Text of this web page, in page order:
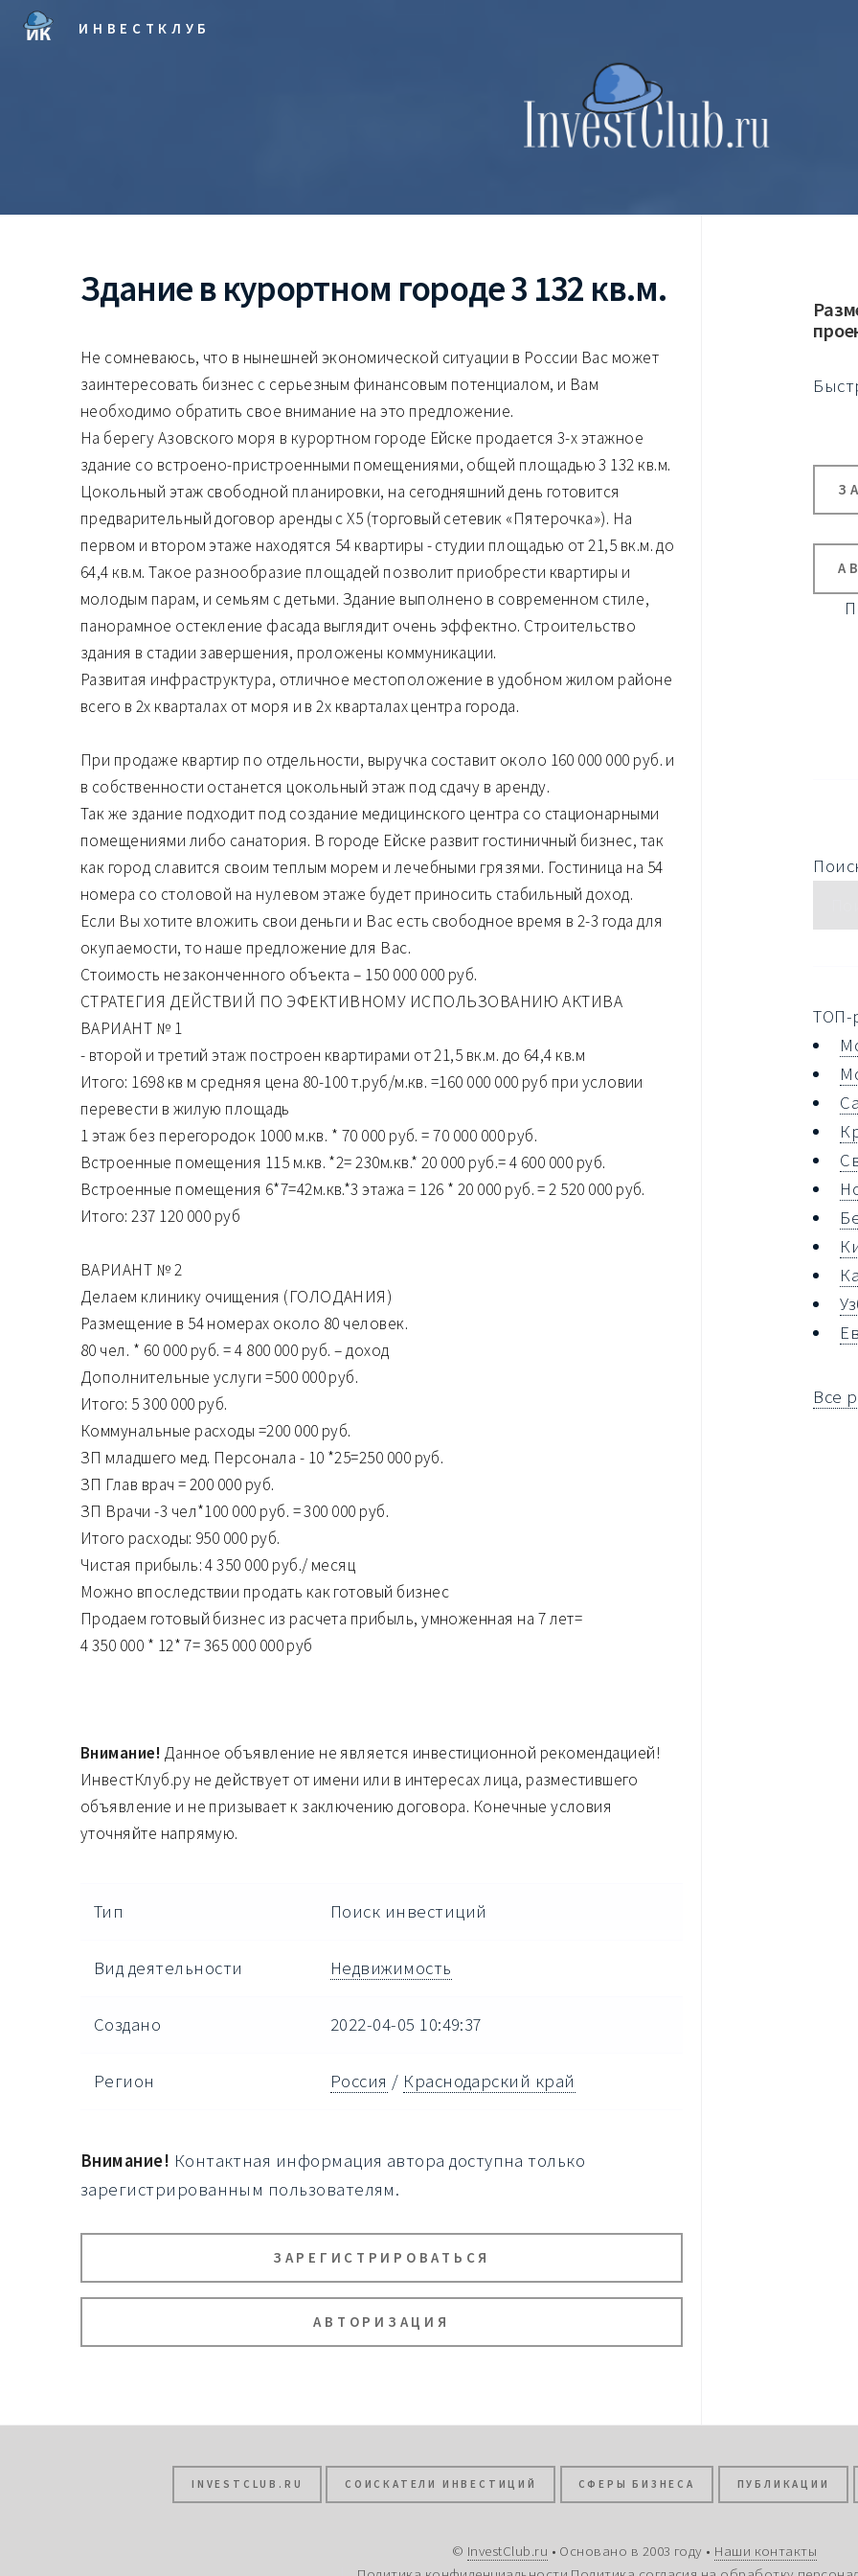
ИНВЕСТКЛУБ
Здание в курортном городе 3 132 кв.м.
Не сомневаюсь, что в нынешней экономической ситуации в России Вас может
заинтересовать бизнес с серьезным финансовым потенциалом, и Вам
необходимо обратить свое внимание на это предложение.
На берегу Азовского моря в курортном городе Ейске продается 3-х этажное
здание со встроено-пристроенными помещениями, общей площадью 3 132 кв.м.
Цокольный этаж свободной планировки, на сегодняшний день готовится
предварительный договор аренды с Х5 (торговый сетевик «Пятерочка»). На
первом и втором этаже находятся 54 квартиры - студии площадью от 21,5 вк.м. до
64,4 кв.м. Такое разнообразие площадей позволит приобрести квартиры и
молодым парам, и семьям с детьми. Здание выполнено в современном стиле,
панорамное остекление фасада выглядит очень эффектно. Строительство
здания в стадии завершения, проложены коммуникации.
Развитая инфраструктура, отличное местоположение в удобном жилом районе
всего в 2х кварталах от моря и в 2х кварталах центра города.
При продаже квартир по отдельности, выручка составит около 160 000 000 руб. и
в собственности останется цокольный этаж под сдачу в аренду.
Так же здание подходит под создание медицинского центра со стационарными
помещениями либо санатория. В городе Ейске развит гостиничный бизнес, так
как город славится своим теплым морем и лечебными грязями. Гостиница на 54
номера со столовой на нулевом этаже будет приносить стабильный доход.
Если Вы хотите вложить свои деньги и Вас есть свободное время в 2-3 года для
окупаемости, то наше предложение для Вас.
Стоимость незаконченного объекта – 150 000 000 руб.
СТРАТЕГИЯ ДЕЙСТВИЙ ПО ЭФЕКТИВНОМУ ИСПОЛЬЗОВАНИЮ АКТИВА
ВАРИАНТ № 1
- второй и третий этаж построен квартирами от 21,5 вк.м. до 64,4 кв.м
Итого: 1698 кв м средняя цена 80-100 т.руб/м.кв. =160 000 000 руб при условии
перевести в жилую площадь
1 этаж без перегородок 1000 м.кв. * 70 000 руб. = 70 000 000 руб.
Встроенные помещения 115 м.кв. *2= 230м.кв.* 20 000 руб.= 4 600 000 руб.
Встроенные помещения 6*7=42м.кв.*3 этажа = 126 * 20 000 руб. = 2 520 000 руб.
Итого: 237 120 000 руб
ВАРИАНТ № 2
Делаем клинику очищения (ГОЛОДАНИЯ)
Размещение в 54 номерах около 80 человек.
80 чел. * 60 000 руб. = 4 800 000 руб. – доход
Дополнительные услуги =500 000 руб.
Итого: 5 300 000 руб.
Коммунальные расходы =200 000 руб.
ЗП младшего мед. Персонала - 10 *25=250 000 руб.
ЗП Глав врач = 200 000 руб.
ЗП Врачи -3 чел*100 000 руб. = 300 000 руб.
Итого расходы: 950 000 руб.
Чистая прибыль: 4 350 000 руб./ месяц
Можно впоследствии продать как готовый бизнес
Продаем готовый бизнес из расчета прибыль, умноженная на 7 лет=
4 350 000 * 12* 7= 365 000 000 руб
Внимание! Данное объявление не является инвестиционной рекомендацией!
ИнвестКлуб.ру не действует от имени или в интересах лица, разместившего
объявление и не призывает к заключению договора. Конечные условия
уточняйте напрямую.
Тип Поиск инвестиций
Вид деятельности Недвижимость
Создано 2022-04-05 10:49:37
Регион Россия / Краснодарский край
Внимание! Контактная информация автора доступна только
зарегистрированным пользователям.
ЗАРЕГИСТРИРОВАТЬСЯ
АВТОРИЗАЦИЯ
ТОП-
Все
INVESTCLUB.RU СОИСКАТЕЛИ ИНВЕСТИЦИЙ СФЕРЫ БИЗНЕСА ПУБЛИКАЦИИ
© InvestClub.ru • Основано в 2003 году • Наши контакты